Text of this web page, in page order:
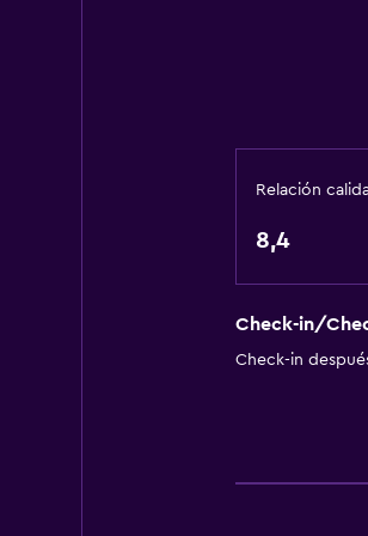
Instalaciones
Servicio de
Acceso con
Check-out
Relación
8,4
Check-in/
Check-in